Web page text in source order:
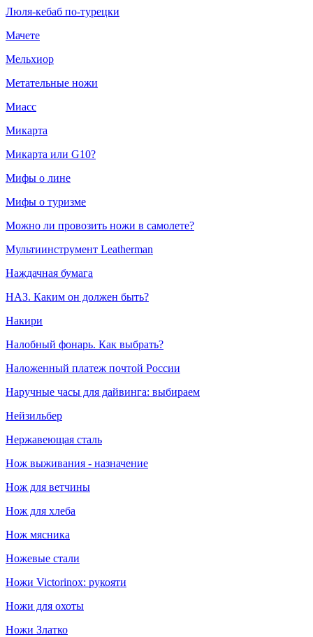
Люля-кебаб по-турецки
Мачете
Мельхиор
Метательные ножи
Миасс
Микарта
Микарта или G10?
Мифы о лине
Мифы о туризме
Можно ли провозить ножи в самолете?
Мультиинструмент Leatherman
Наждачная бумага
НАЗ. Каким он должен быть?
Накири
Налобный фонарь. Как выбрать?
Наложенный платеж почтой России
Наручные часы для дайвинга: выбираем
Нейзильбер
Нержавеющая сталь
Нож выживания - назначение
Нож для ветчины
Нож для хлеба
Нож мясника
Ножевые стали
Ножи Victorinox: рукояти
Ножи для охоты
Ножи Златко